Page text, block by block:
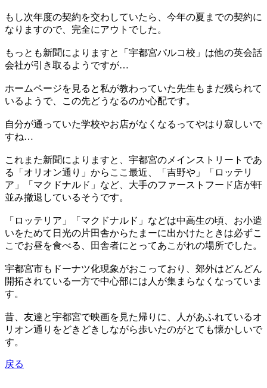
もし次年度の契約を交わしていたら、今年の夏までの契約に
なりますので、完全にアウトでした。
もっとも新聞によりますと「宇都宮パルコ校」は他の英会話
会社が引き取るようですが…
ホームページを見ると私が教わっていた先生もまだ残られて
いるようで、この先どうなるのか心配です。
自分が通っていた学校やお店がなくなるってやはり寂しいで
すね…
これまた新聞によりますと、宇都宮のメインストリートであ
る「オリオン通り」からここ最近、「吉野や」「ロッテリ
ア」「マクドナルド」など、大手のファーストフード店が軒
並み撤退しているそうです。
「ロッテリア」「マクドナルド」などは中高生の頃、お小遣
いをためて日光の片田舎からたまーに出かけたときは必ずこ
こでお昼を食べる、田舎者にとってあこがれの場所でした。
宇都宮市もドーナツ化現象がおこっており、郊外はどんどん
開拓されている一方で中心部には人が集まらなくなっていま
す。
昔、友達と宇都宮で映画を見た帰りに、人があふれているオ
リオン通りをどきどきしながら歩いたのがとても懐かしいで
す。
戻る